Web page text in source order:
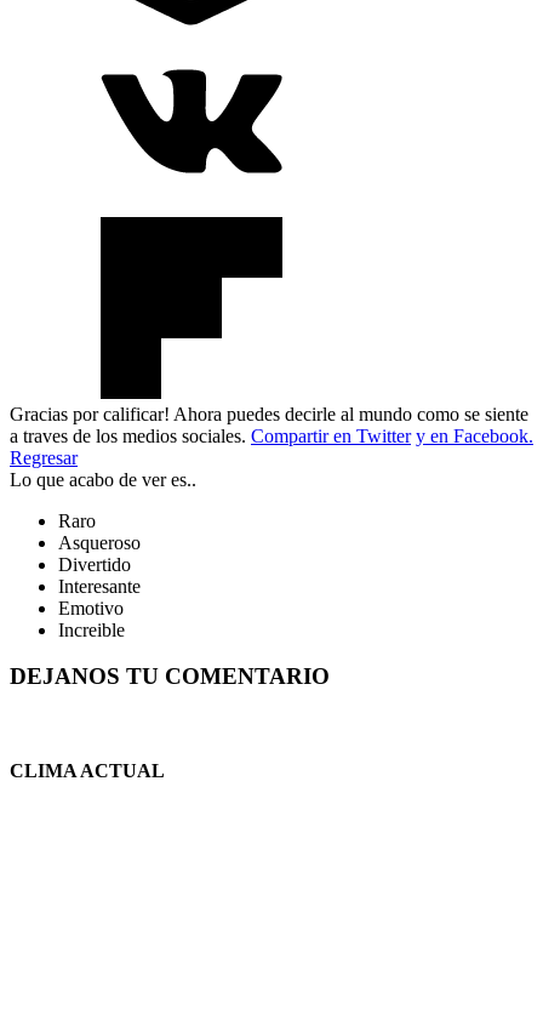
Gracias por calificar! Ahora puedes decirle al mundo como se siente
a traves de los medios sociales. Compartir en Twitter y en Facebook.
Regresar
Lo que acabo de ver es..
Raro
Asqueroso
Divertido
Interesante
Emotivo
Increible
DEJANOS TU COMENTARIO
CLIMA ACTUAL